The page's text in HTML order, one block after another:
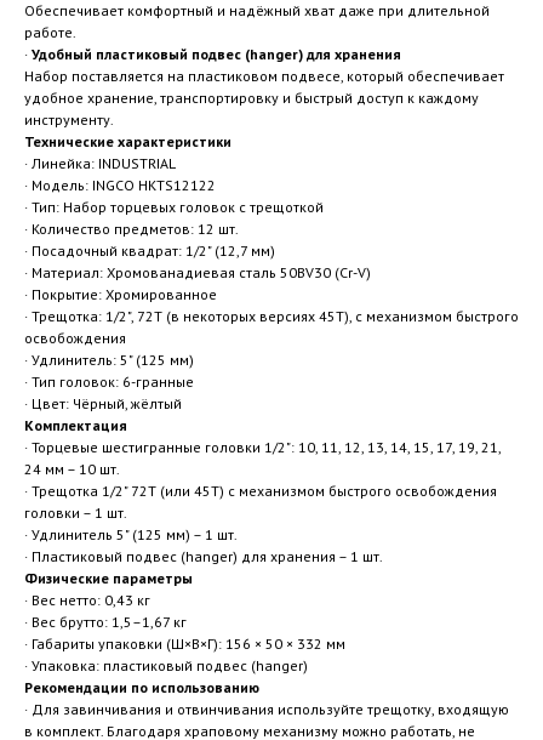
Обеспечивает комфортный и надёжный хват даже при длительной
работе.
· Удобный пластиковый подвес (hanger) для хранения
Набор поставляется на пластиковом подвесе, который обеспечивает
удобное хранение, транспортировку и быстрый доступ к каждому
инструменту.
Технические характеристики
· Линейка: INDUSTRIAL
· Модель: INGCO HKTS12122
· Тип: Набор торцевых головок с трещоткой
· Количество предметов: 12 шт.
· Посадочный квадрат: 1/2" (12,7 мм)
· Материал: Хромованадиевая сталь 50BV30 (Cr-V)
· Покрытие: Хромированное
· Трещотка: 1/2", 72T (в некоторых версиях 45T), с механизмом быстрого
освобождения
· Удлинитель: 5" (125 мм)
· Тип головок: 6-гранные
· Цвет: Чёрный, жёлтый
Комплектация
· Торцевые шестигранные головки 1/2": 10, 11, 12, 13, 14, 15, 17, 19, 21,
24 мм – 10 шт.
· Трещотка 1/2" 72T (или 45T) с механизмом быстрого освобождения
головки – 1 шт.
· Удлинитель 5" (125 мм) – 1 шт.
· Пластиковый подвес (hanger) для хранения – 1 шт.
Физические параметры
· Вес нетто: 0,43 кг
· Вес брутто: 1,5–1,67 кг
· Габариты упаковки (Ш×В×Г): 156 × 50 × 332 мм
· Упаковка: пластиковый подвес (hanger)
Рекомендации по использованию
· Для завинчивания и отвинчивания используйте трещотку, входящую
в комплект. Благодаря храповому механизму можно работать, не